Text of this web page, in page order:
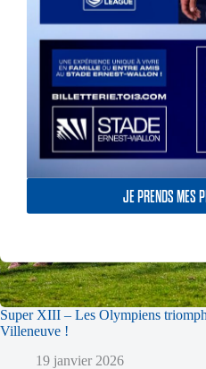
JE PRENDS MES
Super XIII – Les Olympiens
Villeneuve !
19 janvier 2026